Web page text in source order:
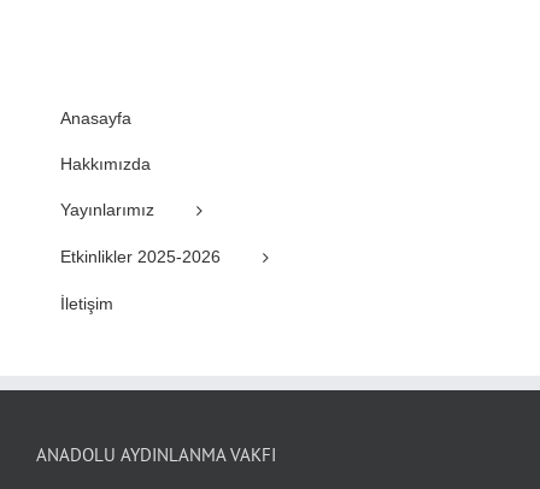
Anasayfa
Hakkımızda
Yayınlarımız
Etkinlikler 2025-2026
İletişim
ANADOLU AYDINLANMA VAKFI